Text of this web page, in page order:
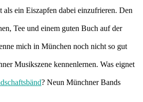
als ein Eiszapfen dabei einzufrieren. Den
Tee und einem guten Buch auf der
mich in München noch nicht so gut
Musikszene kennenlernen. Was eignet
? Neun Münchner Bands